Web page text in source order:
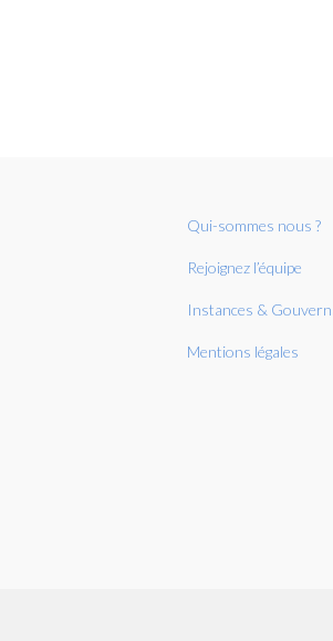
Qui-sommes nous ?
Rejoignez l’équipe
Instances &
Mentions légales